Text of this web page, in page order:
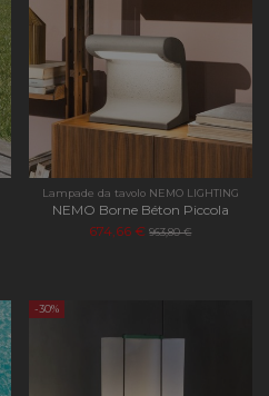
Lampade da tavolo NEMO LIGHTING
NEMO Borne Béton Piccola
674,66 € 963,80 €
-30%